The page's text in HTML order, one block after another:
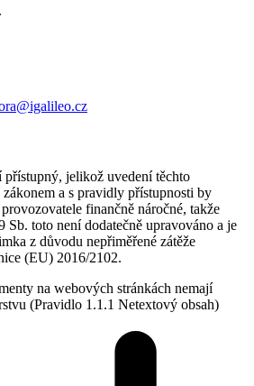
přístupný, jelikož uvedení těchto
zákonem a s pravidly přístupnosti by
finančně náročné, takže
Sb. toto není dodatečně upravováno a je
z důvodu nepřiměřené zátěže
(EU) 2016/2102.
na webových stránkách nemají
(Pravidlo 1.1.1 Netextový obsah)